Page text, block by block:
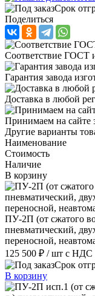
Срок
Поделиться
Соответствие ГОСТ
Гарантия завода
Доставка в любой
Принимаем на сайте
Другие варианты
Наименование
Стоимость
Наличие
В корзину
ПУ-2П (от сжатого
пневматический,
переносной,
125 500 ₽ / шт с НДС
Срок
В корзину